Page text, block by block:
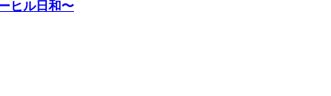
ヒル日和〜